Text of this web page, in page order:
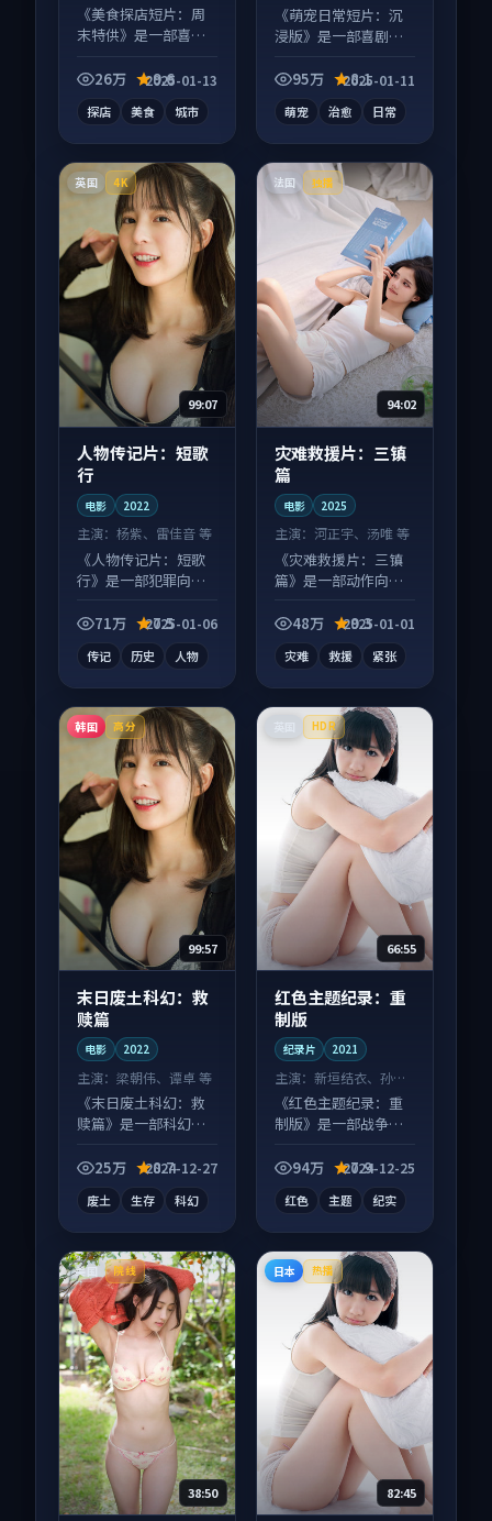
《美食探店短片：周
末特供》是一部喜剧
元素齐全，观感爽快
26万 9.6
2025-01-13
探店 美食 城市
《萌宠日常短片：沉
浸版》是一部喜剧向
蛋别错过，字幕区常
95万 8.1
2025-01-11
萌宠 治愈 日常
英国 4K
99:07
人物传记片：短歌
行
电影 2022
主演： 杨紫、雷佳音 等
《人物传记片：短歌
行》是一部犯罪向电
错过，字幕区常有惊
71万 7.5
2025-01-06
传记 历史 人物
法国 独播
94:02
灾难救援片：三镇
篇
电影 2025
主演： 河正宇、汤唯 等
《灾难救援片：三镇
篇》是一部动作向电
酵，适合周末一口气
48万 9.3
2025-01-01
灾难 救援 紧张
韩国 高分
99:57
末日废土科幻：救
赎篇
电影 2022
主演： 梁朝伟、谭卓 等
《末日废土科幻：救
赎篇》是一部科幻向
度高，适合配弹幕观
25万 8.7
2024-12-27
废土 生存 科幻
HDR
66:55
红色主题纪录：重
制版
纪录片 2021
主演：新垣结衣、孙艺
珍 等
《红色主题纪录：重
制版》是一部战争向
蛋别错过，字幕区常
94万 7.9
2024-12-25
红色 主题 纪实
美国 院线
38:50
日本 热播
82:45